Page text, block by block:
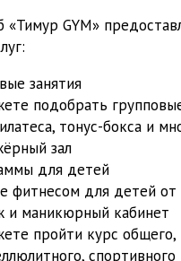
«Тимур GYM»
занятия
подобрать
тонус-бокса и
зал
для детей
фитнесом для детей
и маникюрный кабинет
пройти курс общего,